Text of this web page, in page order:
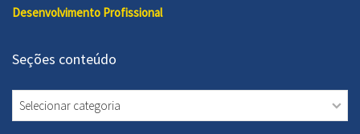
Desenvolvimento Profissional
Seções conteúdo
Seções
conteúdo